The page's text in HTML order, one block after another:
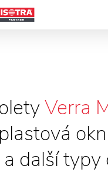
Verra
další typy